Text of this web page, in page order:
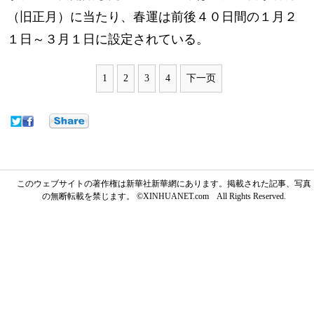
（旧正月）に当たり、春運は前後４０日間の１月２
１日～３月１日に設定されている。
1 2 3 4 下一页
このウェブサイトの著作権は新華社新華網にあります。掲載された記事、写真
の無断転載を禁じます。 ©XINHUANET.com All Rights Reserved.